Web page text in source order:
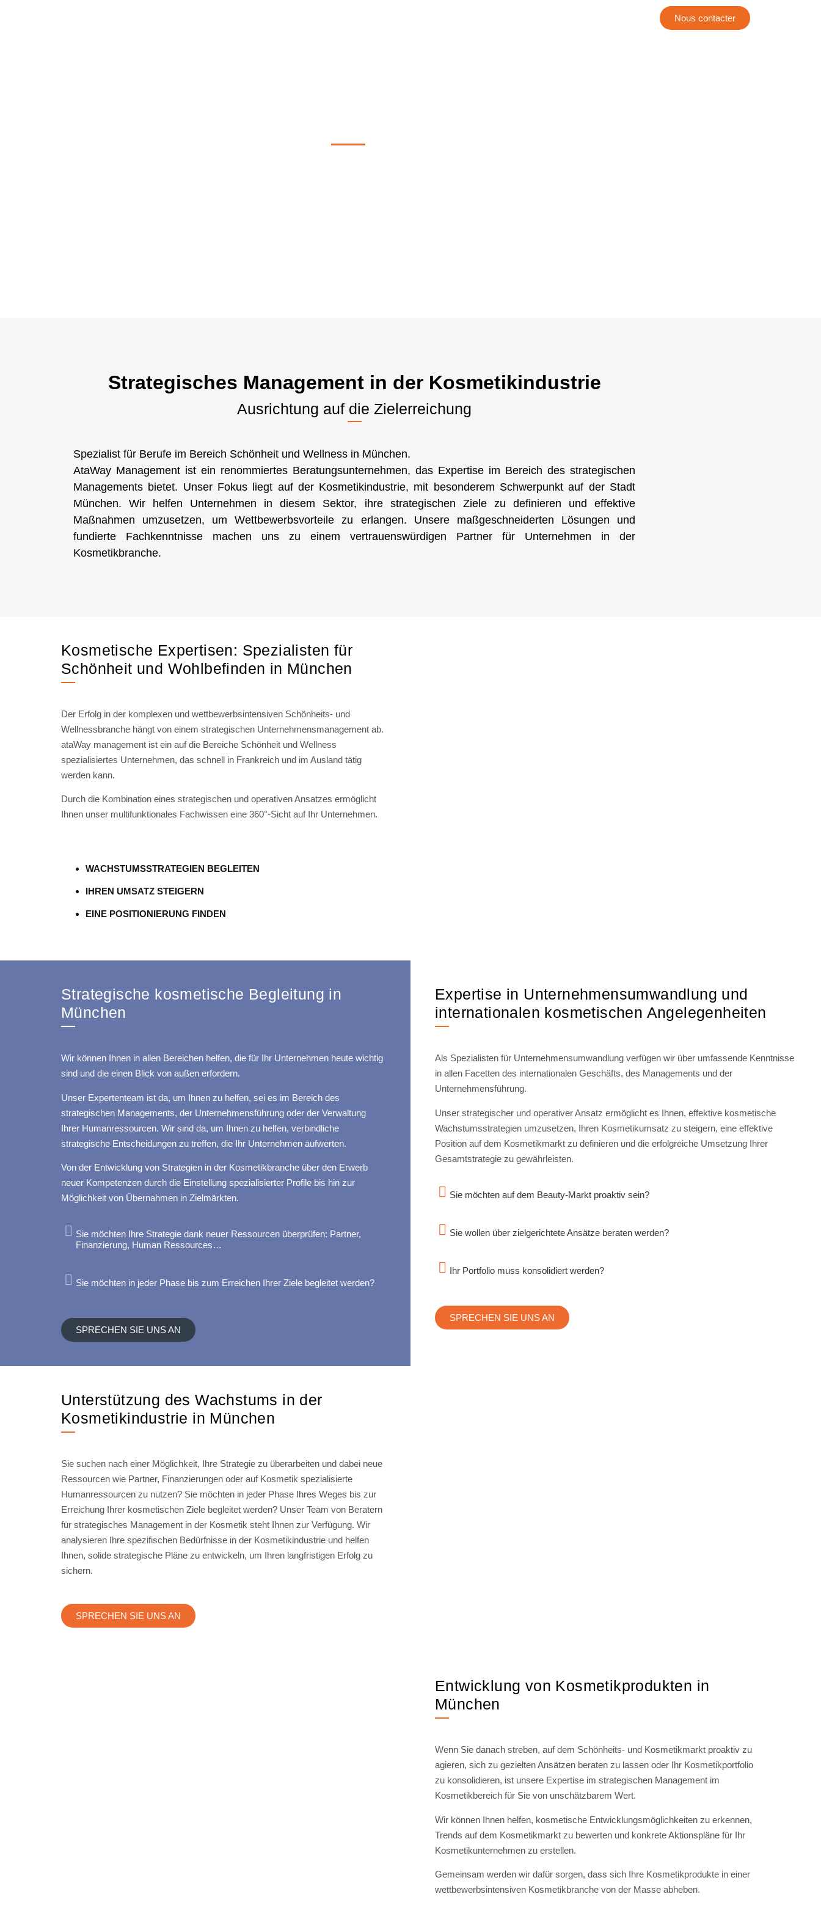
Nous contacter
Strategisches Management in der Kosmetikindustrie
Ausrichtung auf die Zielerreichung
Spezialist für Berufe im Bereich Schönheit und Wellness in München.
AtaWay Management ist ein renommiertes Beratungsunternehmen, das Expertise im Bereich des strategischen
Managements bietet. Unser Fokus liegt auf der Kosmetikindustrie, mit besonderem Schwerpunkt auf der Stadt
München. Wir helfen Unternehmen in diesem Sektor, ihre strategischen Ziele zu definieren und effektive
Maßnahmen umzusetzen, um Wettbewerbsvorteile zu erlangen. Unsere maßgeschneiderten Lösungen und
fundierte Fachkenntnisse machen uns zu einem vertrauenswürdigen Partner für Unternehmen in der
Kosmetikbranche.
Kosmetische Expertisen: Spezialisten für
Schönheit und Wohlbefinden in München
Der Erfolg in der komplexen und wettbewerbsintensiven Schönheits- und
Wellnessbranche hängt von einem strategischen Unternehmensmanagement ab.
ataWay management ist ein auf die Bereiche Schönheit und Wellness
spezialisiertes Unternehmen, das schnell in Frankreich und im Ausland tätig
werden kann.
Durch die Kombination eines strategischen und operativen Ansatzes ermöglicht
Ihnen unser multifunktionales Fachwissen eine 360°-Sicht auf Ihr Unternehmen.
WACHSTUMSSTRATEGIEN BEGLEITEN
IHREN UMSATZ STEIGERN
EINE POSITIONIERUNG FINDEN
Strategische kosmetische Begleitung in
München
Wir können Ihnen in allen Bereichen helfen, die für Ihr Unternehmen heute wichtig
sind und die einen Blick von außen erfordern.
Unser Expertenteam ist da, um Ihnen zu helfen, sei es im Bereich des
strategischen Managements, der Unternehmensführung oder der Verwaltung
Ihrer Humanressourcen. Wir sind da, um Ihnen zu helfen, verbindliche
strategische Entscheidungen zu treffen, die Ihr Unternehmen aufwerten.
Von der Entwicklung von Strategien in der Kosmetikbranche über den Erwerb
neuer Kompetenzen durch die Einstellung spezialisierter Profile bis hin zur
Möglichkeit von Übernahmen in Zielmärkten.
Sie möchten Ihre Strategie dank neuer Ressourcen überprüfen: Partner,
Finanzierung, Human Ressources…
Sie möchten in jeder Phase bis zum Erreichen Ihrer Ziele begleitet werden?
SPRECHEN SIE UNS AN
Expertise in Unternehmensumwandlung und
internationalen kosmetischen Angelegenheiten
Als Spezialisten für Unternehmensumwandlung verfügen wir über umfassende Kenntnisse
in allen Facetten des internationalen Geschäfts, des Managements und der
Unternehmensführung.
Unser strategischer und operativer Ansatz ermöglicht es Ihnen, effektive kosmetische
Wachstumsstrategien umzusetzen, Ihren Kosmetikumsatz zu steigern, eine effektive
Position auf dem Kosmetikmarkt zu definieren und die erfolgreiche Umsetzung Ihrer
Gesamtstrategie zu gewährleisten.
Sie möchten auf dem Beauty-Markt proaktiv sein?
Sie wollen über zielgerichtete Ansätze beraten werden?
Ihr Portfolio muss konsolidiert werden?
SPRECHEN SIE UNS AN
Unterstützung des Wachstums in der
Kosmetikindustrie in München
Sie suchen nach einer Möglichkeit, Ihre Strategie zu überarbeiten und dabei neue
Ressourcen wie Partner, Finanzierungen oder auf Kosmetik spezialisierte
Humanressourcen zu nutzen? Sie möchten in jeder Phase Ihres Weges bis zur
Erreichung Ihrer kosmetischen Ziele begleitet werden? Unser Team von Beratern
für strategisches Management in der Kosmetik steht Ihnen zur Verfügung. Wir
analysieren Ihre spezifischen Bedürfnisse in der Kosmetikindustrie und helfen
Ihnen, solide strategische Pläne zu entwickeln, um Ihren langfristigen Erfolg zu
sichern.
SPRECHEN SIE UNS AN
Entwicklung von Kosmetikprodukten in
München
Wenn Sie danach streben, auf dem Schönheits- und Kosmetikmarkt proaktiv zu
agieren, sich zu gezielten Ansätzen beraten zu lassen oder Ihr Kosmetikportfolio
zu konsolidieren, ist unsere Expertise im strategischen Management im
Kosmetikbereich für Sie von unschätzbarem Wert.
Wir können Ihnen helfen, kosmetische Entwicklungsmöglichkeiten zu erkennen,
Trends auf dem Kosmetikmarkt zu bewerten und konkrete Aktionspläne für Ihr
Kosmetikunternehmen zu erstellen.
Gemeinsam werden wir dafür sorgen, dass sich Ihre Kosmetikprodukte in einer
wettbewerbsintensiven Kosmetikbranche von der Masse abheben.